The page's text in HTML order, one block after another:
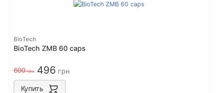
BioTech
BioTech ZMB 60 caps
600грн 496 грн
Купить